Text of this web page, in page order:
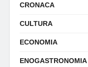
CRONACA
CULTURA
ECONOMIA
ENOGASTRONOMIA